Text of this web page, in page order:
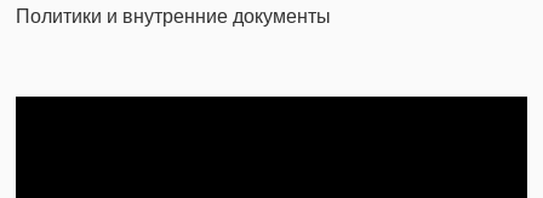
Политики и внутренние документы